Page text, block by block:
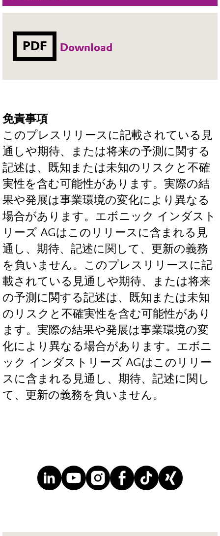
PDF Download
免責事項
このプレスリリースに記載されている見
通しや期待、または将来の予測に関する
記述は、既知または未知のリスクと不確
実性を含む可能性があります。実際の結
果や発展は事業環境の変化により異なる
場合があります。エボニック インダスト
リーズ AGはこのリリースに含まれる見
通し、期待、記述に関して、更新の義務
を負いません。このプレスリリースに記
載されている見通しや期待、または将来
の予測に関する記述は、既知または未知
のリスクと不確実性を含む可能性があり
ます。実際の結果や発展は事業環境の変
化により異なる場合があります。エボニ
ック インダストリーズ AGはこのリリー
スに含まれる見通し、期待、記述に関し
て、更新の義務を負いません。